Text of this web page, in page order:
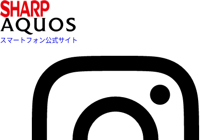
スマートフォン公式サイト